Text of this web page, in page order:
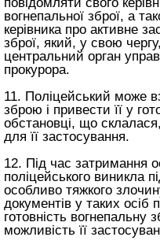
вогнепальної зброї, а
керівника про активне
зброї, який, у свою
центральний орган
прокурора.
11. Поліцейський може
зброю і привести її у
обстановці, що
для її застосування.
12. Під час затримання
поліцейського виникла
особливо тяжкого
документів у таких
готовність
можливість її